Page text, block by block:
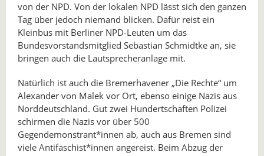
von der NPD. Von der lokalen NPD lässt sich den ganzen
Tag über jedoch niemand blicken. Dafür reist ein
Kleinbus mit Berliner NPD-Leuten um das
Bundesvorstandsmitglied Sebastian Schmidtke an, sie
bringen auch die Lautsprecheranlage mit.
Natürlich ist auch die Bremerhavener „Die Rechte“ um
Alexander von Malek vor Ort, ebenso einige Nazis aus
Norddeutschland. Gut zwei Hundertschaften Polizei
schirmen die Nazis vor über 500
Gegendemonstrant*innen ab, auch aus Bremen sind
viele Antifaschist*innen angereist. Beim Abzug der